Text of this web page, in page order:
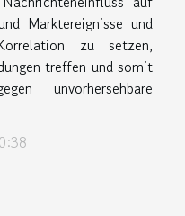
Marktereignisse und
zu setzen,
treffen und somit
unvorhersehbare